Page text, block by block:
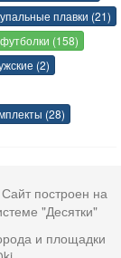
плавки (21)
(158)
(2)
(28)
построен на
"Десятки"
и площадки